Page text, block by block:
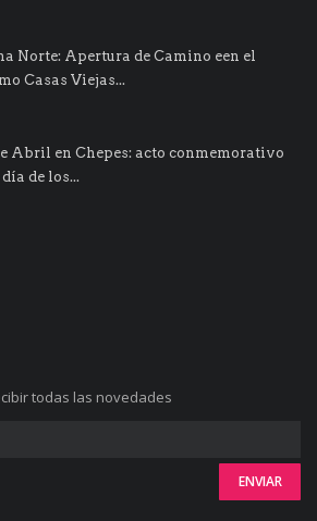
Norte: Apertura de Camino een el
Casas Viejas...
Abril en Chepes: acto conmemorativo
de los...
todas las novedades